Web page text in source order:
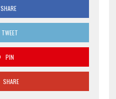
SHARE
TWEET
PIN
SHARE